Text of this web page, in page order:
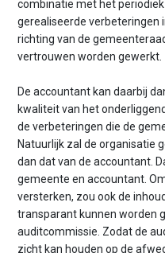
combinatie met het
gerealiseerde verbeteringen
richting van de
vertrouwen worden gewerkt.
De accountant kan daarbij
kwaliteit van het
de verbeteringen die de
Natuurlijk zal de organisatie
dan dat van de accountant.
gemeente en accountant.
versterken, zou ook de
transparant kunnen worden
auditcommissie. Zodat de
zicht kan houden op de